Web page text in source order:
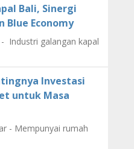
Bali, Sinergi
Economy
Industri galangan kapal
Investasi
untuk Masa
- Mempunyai rumah